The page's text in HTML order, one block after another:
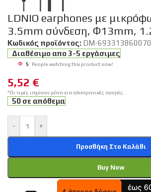
LDNIO earphones με
3.5mm σύνδεση, Φ13mm,
Κωδικός προϊόντος: DM-
Διαθέσιμο απο 3-5 εργάσιμες
5 People watching this product now!
5,52 €
*Οι τιμές ισχύουν μόνο για ηλεκτρονικές αγορές.
50 σε απόθεμα
- +
Προσθήκη Στο Καλάθι
Buy Now